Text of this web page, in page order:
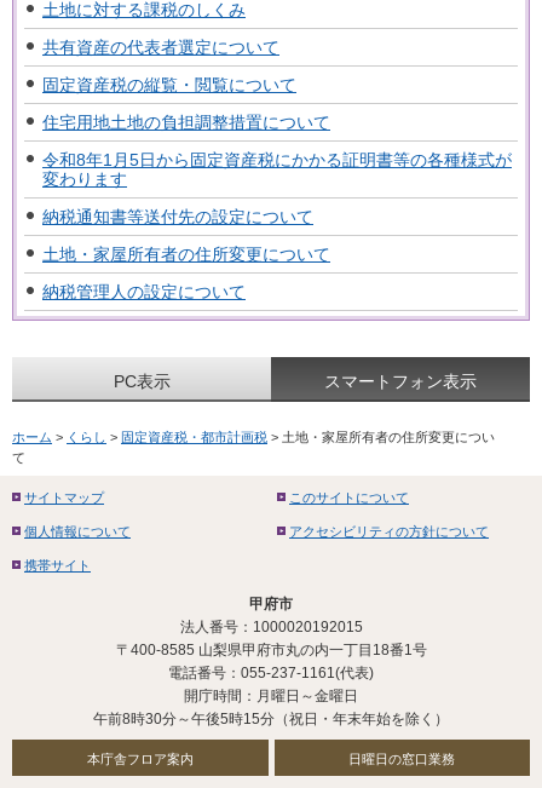
土地に対する課税のしくみ
共有資産の代表者選定について
固定資産税の縦覧・閲覧について
住宅用地土地の負担調整措置について
令和8年1月5日から固定資産税にかかる証明書等の各種様式が
変わります
納税通知書等送付先の設定について
土地・家屋所有者の住所変更について
納税管理人の設定について
PC表示 スマートフォン表示
ホーム > くらし > 固定資産税・都市計画税 > 土地・家屋所有者の住所変更につい
て
サイトマップ このサイトについて
個人情報について アクセシビリティの方針について
携帯サイト
甲府市
法人番号：1000020192015
〒400-8585 山梨県甲府市丸の内一丁目18番1号
電話番号：055-237-1161(代表)
開庁時間：月曜日～金曜日
午前8時30分～午後5時15分（祝日・年末年始を除く）
本庁舎フロア案内 日曜日の窓口業務